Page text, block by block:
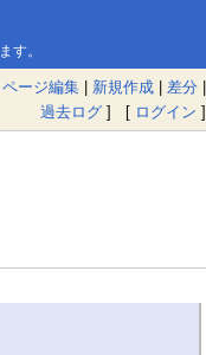
す。
ページ編集 | 新規作成 | 差分 |
過去ログ ] [ ログイン ]